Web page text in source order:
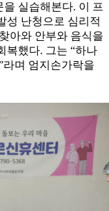
실습해본다. 이 프
성 난청으로 심리적
아와 안부와 음식을
복했다. 그는 “하나
라며 엄지손가락을